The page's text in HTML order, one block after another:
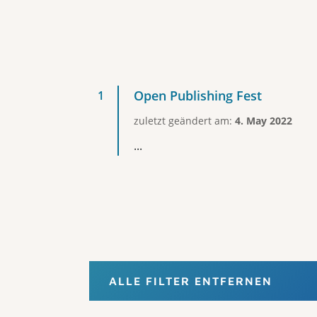
Open Publishing Fest
zuletzt geändert am: 4. May 2022
...
ALLE FILTER ENTFERNEN